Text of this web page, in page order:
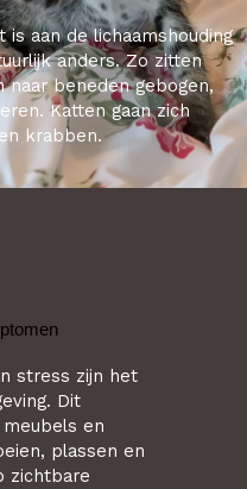
aan de lichaamshouding
anders. Zo zitten
beneden gebogen,
Katten gaan zich
krabben.
stress zijn het
Dit
en
plassen en
zichtbare